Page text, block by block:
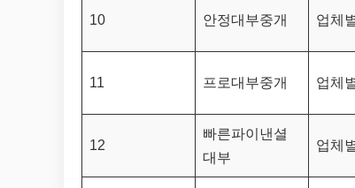
10 안정대부중개 업체
11 프로대부중개 업체
12
빠른파이낸셜
대부
업체